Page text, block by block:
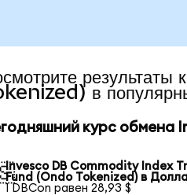
в
курс обмена
Invesco DB Commodity Index
Fund (Ondo Tokenized) в
1 DBCon равен 28,93 $